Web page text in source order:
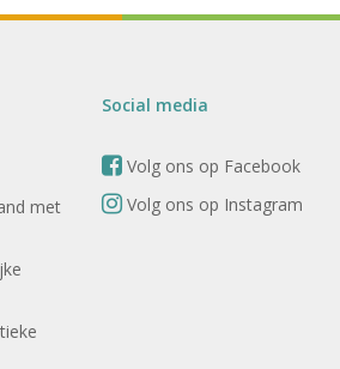
met
Social media
Volg ons op Facebook
Volg ons op Instagram